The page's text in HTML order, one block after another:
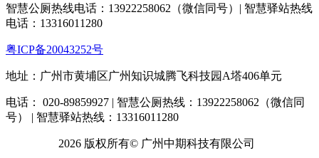
智慧公厕热线电话：13922258062（微信同号）| 智慧驿站热线
电话：13316011280
粤ICP备20043252号
地址：广州市黄埔区广州知识城腾飞科技园A塔406单元
电话： 020-89859927 | 智慧公厕热线：13922258062（微信同
号） | 智慧驿站热线：13316011280
2026 版权所有© 广州中期科技有限公司